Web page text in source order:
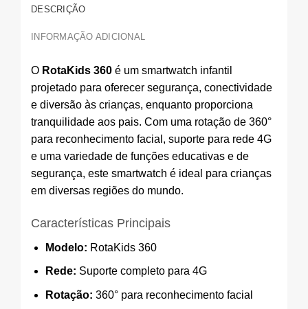
DESCRIÇÃO
INFORMAÇÃO ADICIONAL
O RotaKids 360 é um smartwatch infantil
projetado para oferecer segurança, conectividade
e diversão às crianças, enquanto proporciona
tranquilidade aos pais. Com uma rotação de 360°
para reconhecimento facial, suporte para rede 4G
e uma variedade de funções educativas e de
segurança, este smartwatch é ideal para crianças
em diversas regiões do mundo.
Características Principais
Modelo: RotaKids 360
Rede: Suporte completo para 4G
Rotação: 360° para reconhecimento facial